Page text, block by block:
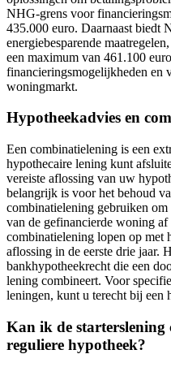
NHG-grens voor
435.000 euro. Daarnaast biedt
energiebesparende
een maximum van 461.100
financieringsmogelijkheden en
woningmarkt.
Hypotheekadvies en
Een combinatielening is een
hypothecaire lening kunt
vereiste aflossing van uw
belangrijk is voor het behoud
combinatielening gebruiken
van de gefinancierde woning af
combinatielening lopen op met
aflossing in de eerste drie jaar.
bankhypotheekrecht die een
lening combineert. Voor
leningen, kunt u terecht bij een
Kan ik de starterslening
reguliere hypotheek?